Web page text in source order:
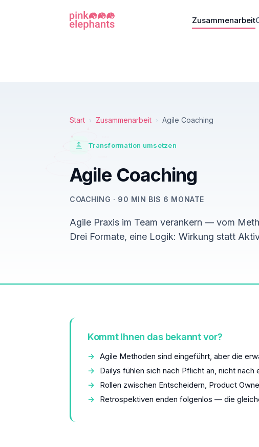
Zusammenarbeit
Hypothese
Erkenntnis
Start › Zusammenarbeit › Agile Coaching
Transformation umsetzen
Agile Coaching
COACHING · 90 MIN BIS 6 MONATE
Agile Praxis im Team verankern — vom
Drei Formate, eine Logik: Wirkung statt
Kommt Ihnen das bekannt vor?
Agile Methoden sind eingeführt, aber die
Dailys fühlen sich nach Pflicht an, nicht nach
Rollen zwischen Entscheidern, Product
Retrospektiven enden folgenlos — die